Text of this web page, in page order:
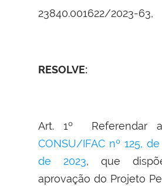
23840.001622/2023-63,
RESOLVE:
Art. 1º Referendar
CONSU/IFAC nº 125,
de 2023, que
aprovação do Projeto